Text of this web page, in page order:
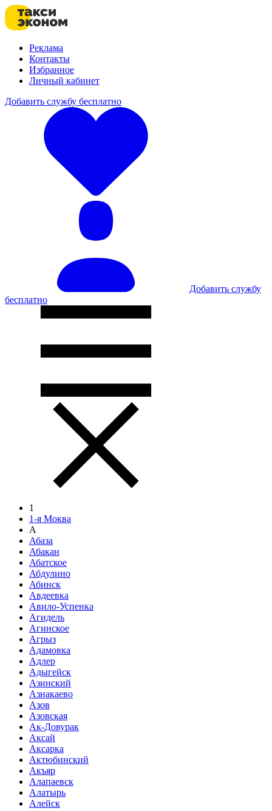
Реклама
Контакты
Избранное
Личный кабинет
Добавить службу бесплатно
Добавить службу
бесплатно
1
1-я Моква
А
Абаза
Абакан
Абатское
Абдулино
Абинск
Авдеевка
Авило-Успенка
Агидель
Агинское
Агрыз
Адамовка
Адлер
Адыгейск
Азинский
Азнакаево
Азов
Азовская
Ак-Довурак
Аксай
Аксарка
Актюбинский
Акъяр
Алапаевск
Алатырь
Алейск